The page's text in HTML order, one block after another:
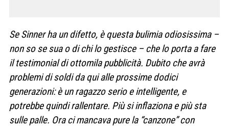
Se Sinner ha un difetto, è questa bulimia odiosissima –
non so se sua o di chi lo gestisce – che lo porta a fare
il testimonial di ottomila pubblicità. Dubito che avrà
problemi di soldi da qui alle prossime dodici
generazioni: è un ragazzo serio e intelligente, e
potrebbe quindi rallentare. Più si inflaziona e più sta
sulle palle. Ora ci mancava pure la “canzone” con